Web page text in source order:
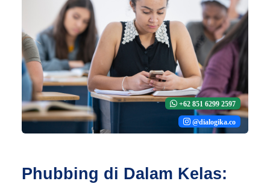
+62 851 6299 2597
@dialogika.co
Phubbing di Dalam Kelas: